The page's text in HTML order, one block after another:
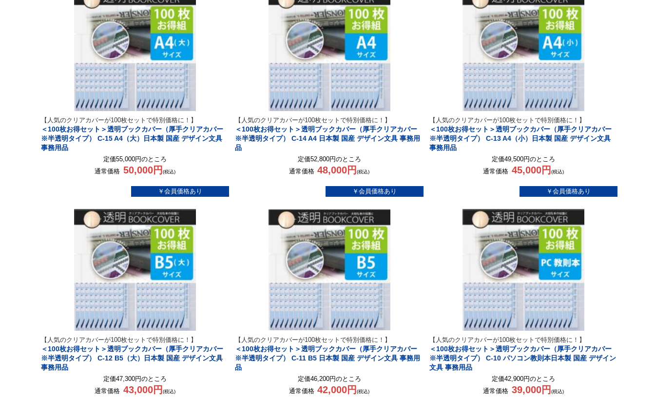
【人気のクリアカバーが100枚セットで特別価格に！】
＜100枚お得セット＞透明ブックカバー（厚手クリアカバー
※半透明タイプ） C-15 A4（大）日本製 国産 デザイン文具
事務用品
定価55,000円のところ
通常価格 50,000円 (税込)
【人気のクリアカバーが100枚セットで特別価格に！】
＜100枚お得セット＞透明ブックカバー（厚手クリアカバー
※半透明タイプ） C-14 A4 日本製 国産 デザイン文具 事務用
品
定価52,800円のところ
通常価格 48,000円(税込)
【人気のクリアカバーが100枚セットで特別価格に！】
＜100枚お得セット＞透明ブックカバー（厚手クリアカバー
※半透明タイプ） C-13 A4（小）日本製 国産 デザイン文具
事務用品
定価49,500円のところ
通常価格 45,000円 (税込)
【人気のクリアカバーが100枚セットで特別価格に！】
＜100枚お得セット＞透明ブックカバー（厚手クリアカバー
※半透明タイプ） C-12 B5（大）日本製 国産 デザイン文具
事務用品
定価47,300円のところ
通常価格 43,000円 (税込)
【人気のクリアカバーが100枚セットで特別価格に！】
＜100枚お得セット＞透明ブックカバー（厚手クリアカバー
※半透明タイプ） C-11 B5 日本製 国産 デザイン文具 事務用
品
定価46,200円のところ
通常価格 42,000円(税込)
【人気のクリアカバーが100枚セットで特別価格に！】
＜100枚お得セット＞透明ブックカバー（厚手クリアカバー
※半透明タイプ） C-10 パソコン教則本日本製 国産 デザイン
文具 事務用品
定価42,900円のところ
通常価格 39,000円 (税込)